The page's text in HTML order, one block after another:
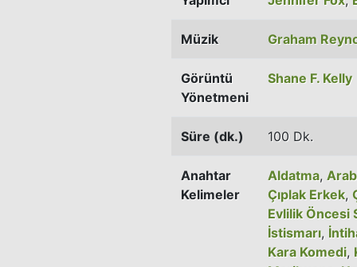
Müzik Graham
Görüntü
Yönetmeni
Shane F. Kelly
Süre (dk.) 100 Dk.
Anahtar
Kelimeler
Aldatma,
Çıplak Erkek,
Evlilik Öncesi
İstismarı,
Kara Komedi,